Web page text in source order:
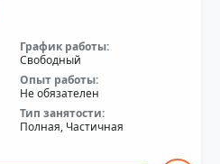
График работы:
Свободный
Опыт работы:
Не обязателен
Тип занятости:
Полная, Частичная